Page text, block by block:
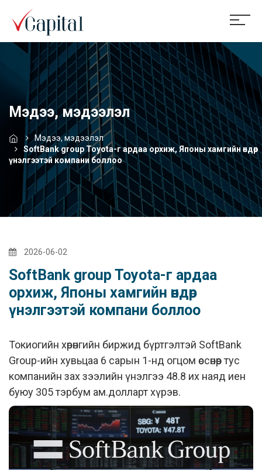
Мэдээ, мэдээлэл
Мэдээ, мэдээлэл
SoftBank group Toyota-г ардаа орхиж, Японы хамгийн өндөр
үнэлгээтэй компани боллоо
2026-06-02
SoftBank group Toyota-г ардаа
орхиж, Японы хамгийн өндөр
үнэлгээтэй компани боллоо
Токиогийн хөрөнгийн биржид бүртгэлтэй SoftBank
Group-ийн хувьцаа 6 сарын 1-нд огцом өссөнөөр тус
компанийн зах зээлийн үнэлгээ 48.8 их наяд иен
буюу 305 тэрбум ам.долларт хүрэв.